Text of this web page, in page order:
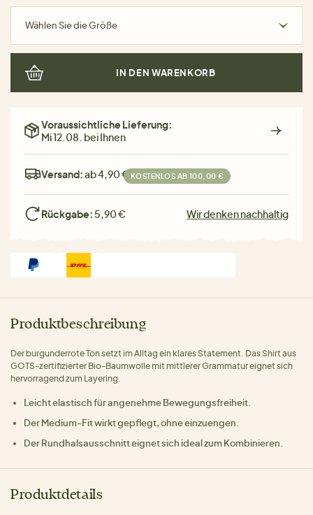
Wählen Sie die Größe
IN DEN WARENKORB
Voraussichtliche Lieferung:
Mi 12.08. bei Ihnen
Versand:ab 4,90 € KOSTENLOS AB 100,00 €
Rückgabe: 5,90 € Wir denken nachhaltig
Produktbeschreibung
Der burgunderrote Ton setzt im Alltag ein klares Statement. Das Shirt aus
GOTS-zertifizierter Bio-Baumwolle mit mittlerer Grammatur eignet sich
hervorragend zum Layering.
Leicht elastisch für angenehme Bewegungsfreiheit.
Der Medium-Fit wirkt gepflegt, ohne einzuengen.
Der Rundhalsausschnitt eignet sich ideal zum Kombinieren.
Produktdetails